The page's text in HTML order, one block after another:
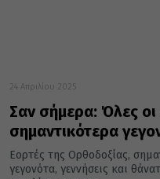
24 Απριλίου 2025
Σαν σήμερα: Όλες οι
σημαντικότερα
Εορτές της Ορθοδοξίας,
γεγονότα, γεννήσεις και